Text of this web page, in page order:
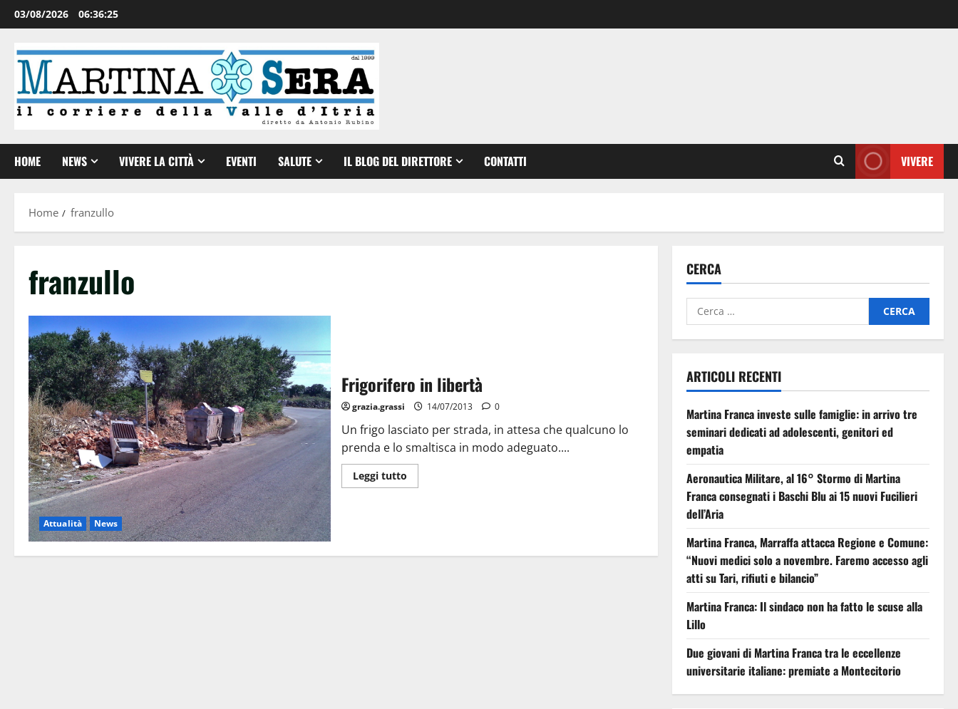
03/08/2026 06:36:26
HOME NEWS VIVERE LA CITTÀ EVENTI SALUTE IL BLOG DEL DIRETTORE CONTATTI VIVERE
Home franzullo
franzullo
Attualità News
Frigorifero in libertà
grazia.grassi 14/07/2013 0
Un frigo lasciato per strada, in attesa che qualcuno lo
prenda e lo smaltisca in modo adeguato....
Leggi tutto
CERCA
ARTICOLI RECENTI
Martina Franca investe sulle famiglie: in arrivo tre
seminari dedicati ad adolescenti, genitori ed
empatia
Aeronautica Militare, al 16° Stormo di Martina
Franca consegnati i Baschi Blu ai 15 nuovi Fucilieri
dell’Aria
Martina Franca, Marraffa attacca Regione e Comune:
“Nuovi medici solo a novembre. Faremo accesso agli
atti su Tari, rifiuti e bilancio”
Martina Franca: Il sindaco non ha fatto le scuse alla
Lillo
Due giovani di Martina Franca tra le eccellenze
universitarie italiane: premiate a Montecitorio